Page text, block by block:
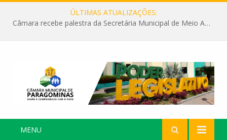
ÚLTIMAS ATUALIZAÇÕES:
Câmara recebe palestra da Secretária Municipal de Meio Ambiente sobre as ações da “SEMANA DO MEIO AMBIENTE”
MENU